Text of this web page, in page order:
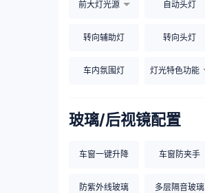
前大灯光源 自动头灯
转向辅助灯 转向头灯
车内氛围灯 灯光特色功能
玻璃/后视镜配置
车窗一键升降 车窗防夹手
防紫外线玻璃 多层隔音玻璃